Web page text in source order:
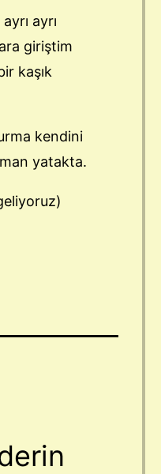
ayrı
giriştim
kaşık
kendini
yatakta.